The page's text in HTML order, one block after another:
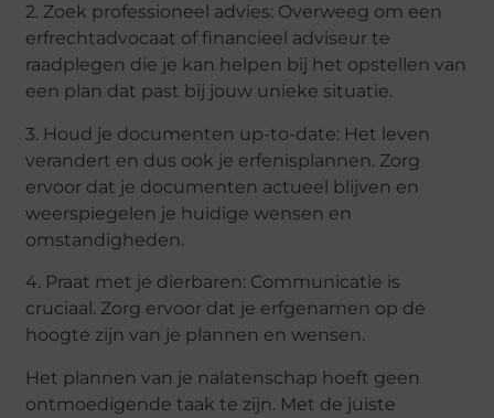
2. Zoek professioneel advies: Overweeg om een
erfrechtadvocaat of financieel adviseur te
raadplegen die je kan helpen bij het opstellen van
een plan dat past bij jouw unieke situatie.
3. Houd je documenten up-to-date: Het leven
verandert en dus ook je erfenisplannen. Zorg
ervoor dat je documenten actueel blijven en
weerspiegelen je huidige wensen en
omstandigheden.
4. Praat met je dierbaren: Communicatie is
cruciaal. Zorg ervoor dat je erfgenamen op de
hoogte zijn van je plannen en wensen.
Het plannen van je nalatenschap hoeft geen
ontmoedigende taak te zijn. Met de juiste